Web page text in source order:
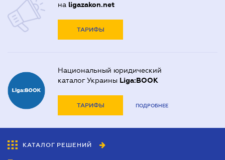
на ligazakon.net
ТАРИФЫ
Национальный юридический
каталог Украины Liga:BOOK
ТАРИФЫ ПОДРОБНЕЕ
КАТАЛОГ РЕШЕНИЙ